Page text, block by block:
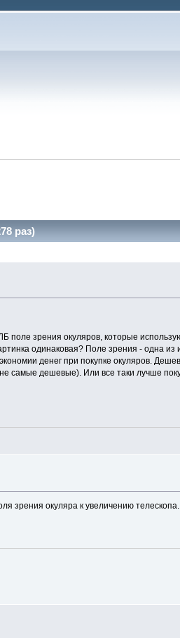
раз)
поле зрения окуляров, которые
одинаковая? Поле зрения - одна
денег при покупке окуляров.
самые дешевые). Или все таки лучше
зрения окуляра к увеличению